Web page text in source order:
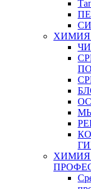
ХИМИЯ
ХИМИЯ